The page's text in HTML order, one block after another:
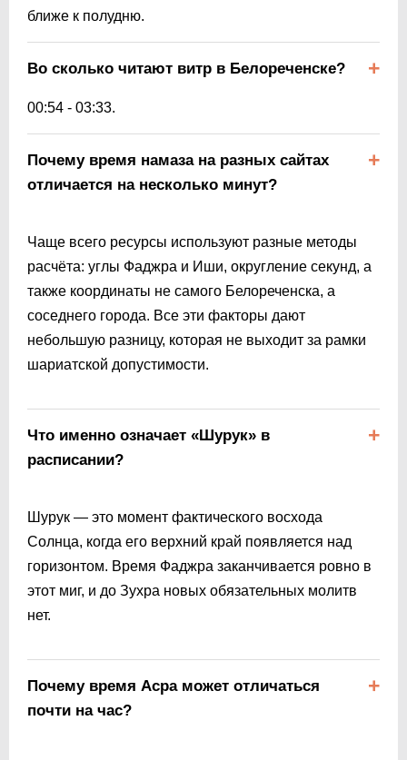
ближе к полудню.
Во сколько читают витр в Белореченске?
00:54 - 03:33.
Почему время намаза на разных сайтах
отличается на несколько минут?
Чаще всего ресурсы используют разные методы
расчёта: углы Фаджра и Иши, округление секунд, а
также координаты не самого Белореченска, а
соседнего города. Все эти факторы дают
небольшую разницу, которая не выходит за рамки
шариатской допустимости.
Что именно означает «Шурук» в
расписании?
Шурук — это момент фактического восхода
Солнца, когда его верхний край появляется над
горизонтом. Время Фаджра заканчивается ровно в
этот миг, и до Зухра новых обязательных молитв
нет.
Почему время Асра может отличаться
почти на час?